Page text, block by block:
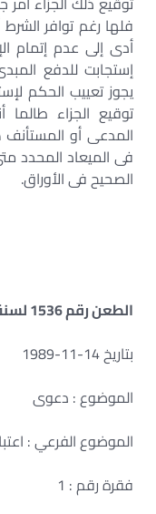
فلها رغم توافر
أدى إلى عدم إتمام
إستجابت للدفع
يجوز تعييب الحكم
توقيع الجزاء
المدعى أو
فى الميعاد المحدد
الصحيح فى الأوراق.
الطعن رقم 1536 لسنة 55 مكتب فنى 40 صفحة رقم 81
بتاريخ 14-11-1989
الموضوع : دعوى
الموضوع الفرعي :
فقرة رقم : 1